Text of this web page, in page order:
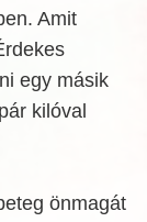
Amit
egy másik
kilóval
önmagát